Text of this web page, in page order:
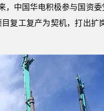
中国华电积极参与国资
复工复产为契机，打出扩